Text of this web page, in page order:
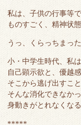
私は、子供の行事等
ものすごく、精神状
うっ、くらっちまっ
小・中学生時代、私
自己顕示欲と、優越
そこから逃げ出すこ
そんな消化できなか
身動きがとれなくなる
*****